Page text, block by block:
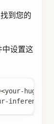
找到您的
中设置这
inference-